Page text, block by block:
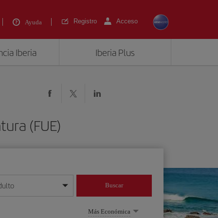
Ayuda Registro Acceso
Iberia Iberia Plus
(FUE)
mes/año
Buscar
Más Económica